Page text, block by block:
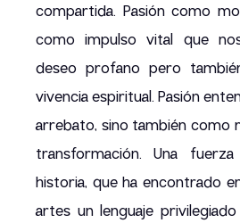
compartida. Pasión como
como impulso vital que
deseo profano pero
vivencia espiritual. Pasión
arrebato, sino también como
transformación. Una
historia, que ha encontrado
artes un lenguaje